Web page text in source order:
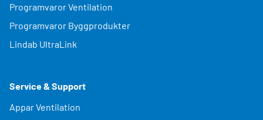
Programvaror Ventilation
Programvaror Byggprodukter
Lindab UltraLink
Service & Support
Appar Ventilation